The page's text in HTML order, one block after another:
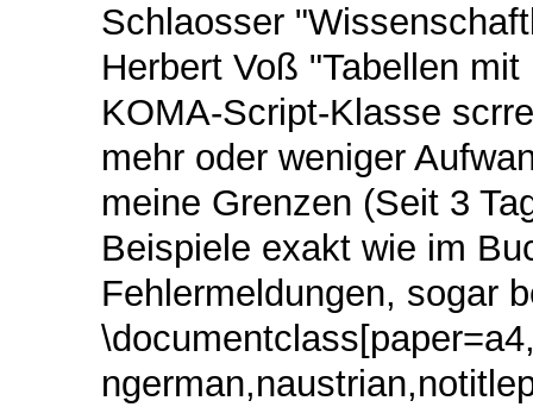
Schlaosser
Herbert Voß "Tabellen
KOMA-Script-Klasse
mehr oder weniger
meine Grenzen (Seit 3
Beispiele exakt wie im
Fehlermeldungen, sogar